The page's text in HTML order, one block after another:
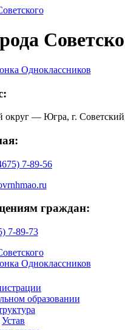
— Югра, г.
7-89-56
граждан:
7-89-73
образовании
Устав